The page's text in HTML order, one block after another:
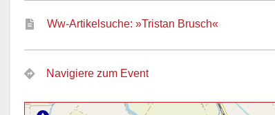
Ww-Artikelsuche: »Tristan Brusch«
Navigiere zum Event